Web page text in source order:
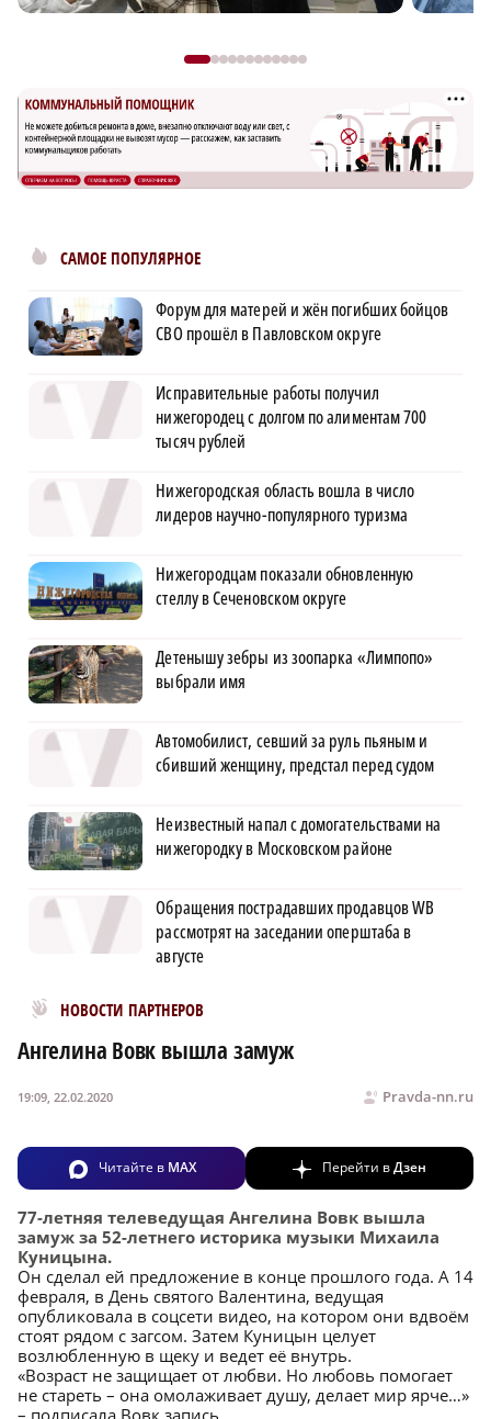
САМОЕ ПОПУЛЯРНОЕ
Форум для матерей и жён погибших бойцов
СВО прошёл в Павловском округе
Исправительные работы получил
нижегородец с долгом по алиментам 700
тысяч рублей
Нижегородская область вошла в число
лидеров научно-популярного туризма
Нижегородцам показали обновленную
стеллу в Сеченовском округе
Детенышу зебры из зоопарка «Лимпопо»
выбрали имя
Автомобилист, севший за руль пьяным и
сбивший женщину, предстал перед судом
Неизвестный напал с домогательствами на
нижегородку в Московском районе
Обращения пострадавших продавцов WB
рассмотрят на заседании оперштаба в
августе
НОВОСТИ ПАРТНЕРОВ
Новости МирТесен
Ангелина Вовк вышла замуж
Pravda-nn.ru
19:09, 22.02.2020
Читайте в MAX Перейти вДзен
77-летняя телеведущая Ангелина Вовк вышла
замуж за 52-летнего историка музыки Михаила
Куницына.
Он сделал ей предложение в конце прошлого года. А 14
февраля, в День святого Валентина, ведущая
опубликовала в соцсети видео, на котором они вдвоём
стоят рядом с загсом. Затем Куницын целует
возлюбленную в щеку и ведет её внутрь.
«Возраст не защищает от любви. Но любовь помогает
не стареть – она омолаживает душу, делает мир ярче…»
– подписала Вовк запись.